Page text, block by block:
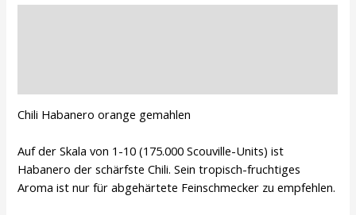
Chili Habanero orange gemahlen
Auf der Skala von 1-10 (175.000 Scouville-Units) ist
Habanero der schärfste Chili. Sein tropisch-fruchtiges
Aroma ist nur für abgehärtete Feinschmecker zu empfehlen.